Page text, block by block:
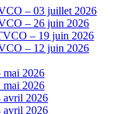
– 03 juillet 2026
– 26 juin 2026
– 19 juin 2026
– 12 juin 2026
mai 2026
mai 2026
avril 2026
avril 2026